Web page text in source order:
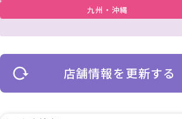
九州・沖縄
店舗情報を更新する